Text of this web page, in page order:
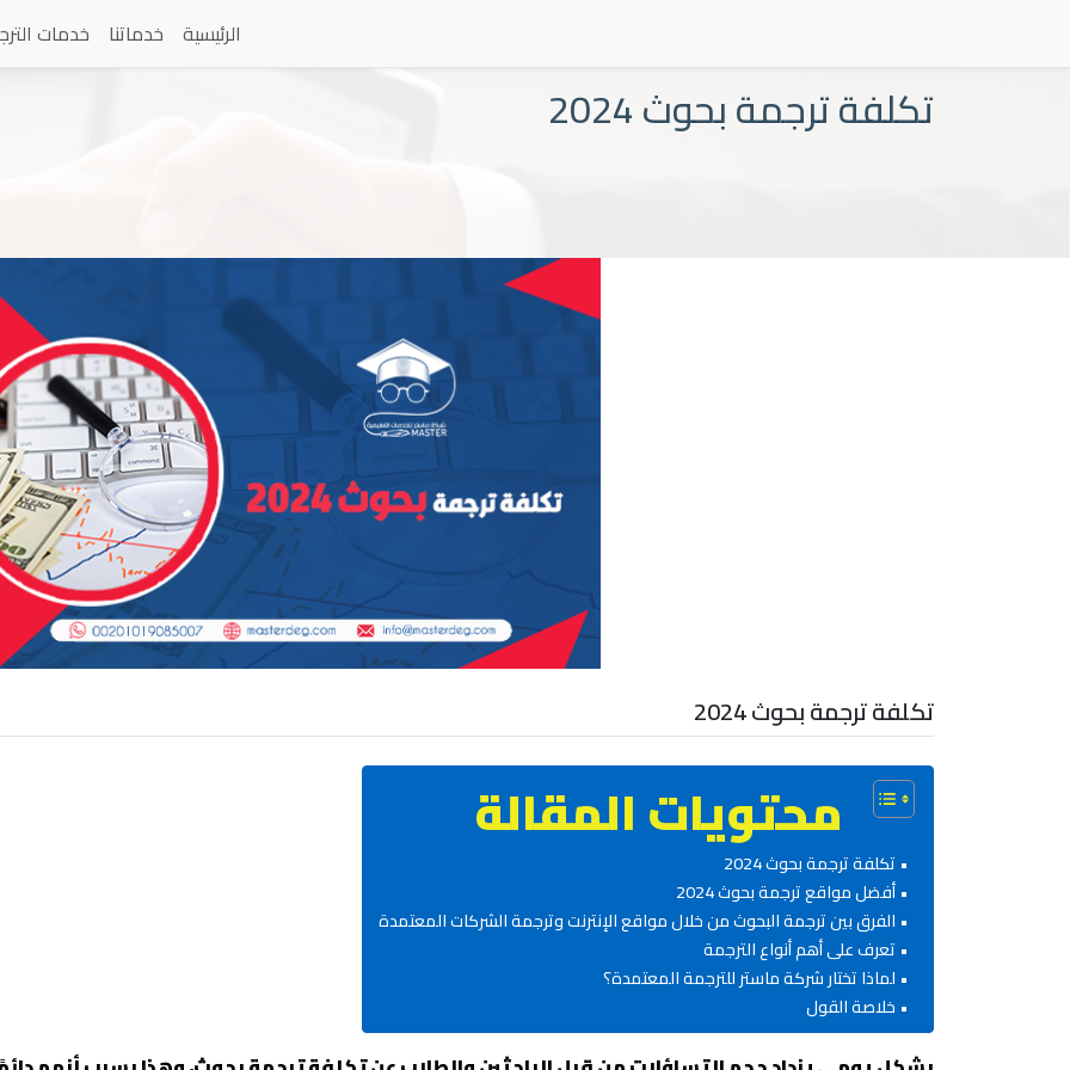
الرئيسية خدماتنا خدمات
تكلفة ترجمة بحوث 2024
تكلفة ترجمة بحوث 2024
محتويات المقالة
تكلفة ترجمة بحوث 2024
أفضل مواقع ترجمة بحوث 2024
الفرق بين ترجمة البحوث من خلال مواقع الإنترنت وترجمة الشركات المعتمدة
تعرف على أهم أنواع الترجمة
لماذا تختار شركة ماستر للترجمة المعتمدة؟
خلاصة القول